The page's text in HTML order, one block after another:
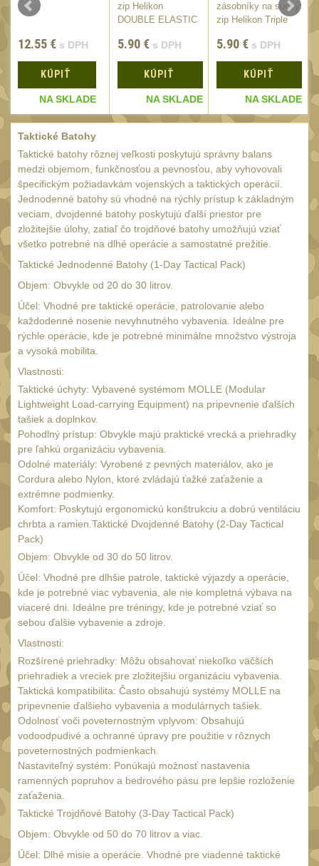
.223 (5.56mm)
.270 .280 (7mm)8
.40 .41 11
.44 .4512
.357 .38 (9mm) 12
1911
Náradie a nástroje 34
AK47 9
.227
.223 (5.56mm)
.243 .260 (6.5mm)
.270 .280 (7mm)
.30 .308 (7.62mm) 11
12GA, 20GA
.40 .416
.44 .45 6
.357 .38 (9mm)
1911 6
SVIETIDLÁ
Méně než 200 lm1
200 - 500 lm2
510 - 990 lm
1000 - 2000 lm 1
Nad 2000 lm
Speciální svítilny12
Lovecké svítilny 1
Policejní svítilny
Vyhledávací svítilny5
Čelové svetlá -
Svítilny pro
12.55 € s DPH
KÚPIŤ
NA SKLADE
zip Helikon
DOUBLE ELASTIC
5.90 € s DPH
KÚPIŤ
NA SKLADE
zásobníky na suchý
zip Helikon Triple
5.90 € s DPH
KÚPIŤ
NA SKLADE
Taktické Batohy
Taktické batohy rôznej veľkosti poskytujú správny balans
medzi objemom, funkčnosťou a pevnosťou, aby vyhovovali
špecifickým požiadavkám vojenských a taktických operácií.
Jednodenné batohy sú vhodné na rýchly prístup k základným
veciam, dvojdenné batohy poskytujú ďalší priestor pre
zložitejšie úlohy, zatiaľ čo trojdňové batohy umožňujú vziať
všetko potrebné na dlhé operácie a samostatné prežitie.
Taktické Jednodenné Batohy (1-Day Tactical Pack)
Objem: Obvykle od 20 do 30 litrov.
Účel: Vhodné pre taktické operácie, patrolovanie alebo
každodenné nosenie nevyhnutného vybavenia. Ideálne pre
rýchle operácie, kde je potrebné minimálne množstvo výstroja
a vysoká mobilita.
Vlastnosti:
Taktické úchyty: Vybavené systémom MOLLE (Modular
Lightweight Load-carrying Equipment) na pripevnenie ďalších
tašiek a doplnkov.
Pohodlný prístup: Obvykle majú praktické vrecká a priehradky
pre ľahkú organizáciu vybavenia.
Odolné materiály: Vyrobené z pevných materiálov, ako je
Cordura alebo Nylon, ktoré zvládajú ťažké zaťaženie a
extrémne podmienky.
Komfort: Poskytujú ergonomickú konštrukciu a dobrú ventiláciu
chrbta a ramien.Taktické Dvojdenné Batohy (2-Day Tactical
Pack)
Objem: Obvykle od 30 do 50 litrov.
Účel: Vhodné pre dlhšie patrole, taktické výjazdy a operácie,
kde je potrebné viac vybavenia, ale nie kompletná výbava na
viaceré dni. Ideálne pre tréningy, kde je potrebné vziať so
sebou ďalšie vybavenie a zdroje.
Vlastnosti:
Rozšírené priehradky: Môžu obsahovať niekoľko väčších
priehradiek a vreciek pre zložitejšiu organizáciu vybavenia.
Taktická kompatibilita: Často obsahujú systémy MOLLE na
pripevnenie ďalšieho vybavenia a modulárnych tašiek.
Odolnosť voči poveternostným vplyvom: Obsahujú
vodoodpudivé a ochranné úpravy pre použitie v rôznych
poveternostných podmienkach.
Nastaviteľný systém: Ponúkajú možnosť nastavenia
ramenných popruhov a bedrového pásu pre lepšie rozloženie
zaťaženia.
Taktické Trojdňové Batohy (3-Day Tactical Pack)
Objem: Obvykle od 50 do 70 litrov a viac.
Účel: Dlhé misie a operácie. Vhodné pre viadenné taktické